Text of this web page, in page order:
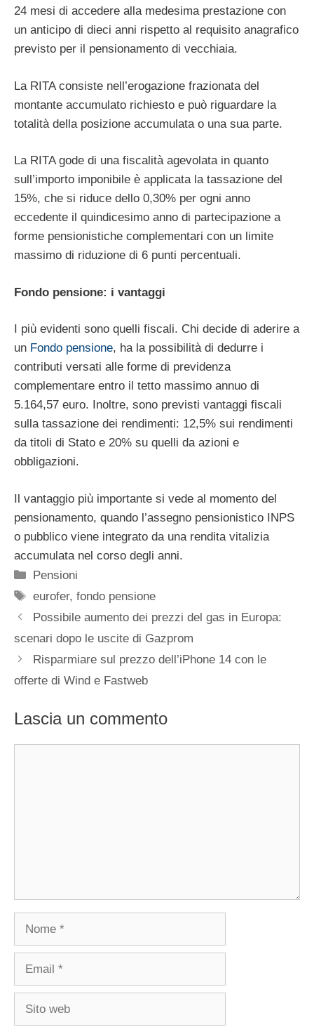
24 mesi di accedere alla medesima prestazione con
un anticipo di dieci anni rispetto al requisito anagrafico
previsto per il pensionamento di vecchiaia.
La RITA consiste nell’erogazione frazionata del
montante accumulato richiesto e può riguardare la
totalità della posizione accumulata o una sua parte.
La RITA gode di una fiscalità agevolata in quanto
sull’importo imponibile è applicata la tassazione del
15%, che si riduce dello 0,30% per ogni anno
eccedente il quindicesimo anno di partecipazione a
forme pensionistiche complementari con un limite
massimo di riduzione di 6 punti percentuali.
Fondo pensione: i vantaggi
I più evidenti sono quelli fiscali. Chi decide di aderire a
un Fondo pensione, ha la possibilità di dedurre i
contributi versati alle forme di previdenza
complementare entro il tetto massimo annuo di
5.164,57 euro. Inoltre, sono previsti vantaggi fiscali
sulla tassazione dei rendimenti: 12,5% sui rendimenti
da titoli di Stato e 20% su quelli da azioni e
obbligazioni.
Il vantaggio più importante si vede al momento del
pensionamento, quando l’assegno pensionistico INPS
o pubblico viene integrato da una rendita vitalizia
accumulata nel corso degli anni.
Categorie
Pensioni
Tag
eurofer,fondo pensione
Possibile aumento dei prezzi del gas in Europa:
scenari dopo le uscite di Gazprom
Risparmiare sul prezzo dell’iPhone 14 con le
offerte di Wind e Fastweb
Lascia un commento
Nome
Email
Sito